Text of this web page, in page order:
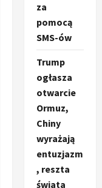
za
pomocą
SMS-ów
Trump
ogłasza
otwarcie
Ormuz,
Chiny
wyrażają
entuzjazm
, reszta
świata